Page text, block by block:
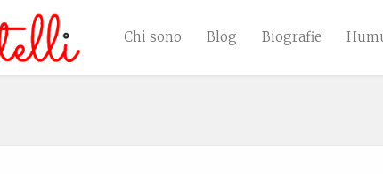
Chi sono Blog Biografie